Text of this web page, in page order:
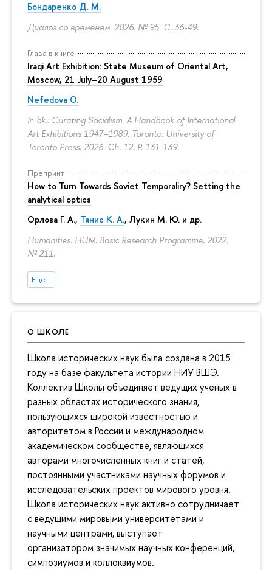
Бондаренко Д. М.
Диалог со временем. 2026. № 95. С. 36-49.
Глава в книге
Iraqi Art Exhibition: State Museum of Oriental Art,
Moscow, 21 July–20 August 1959
Nefedova O.
In bk.: Curating Socialism. A Handbook of International
Art Exhibitions 1947–1989. Toronto: University of
Toronto Press, 2026. Ch. 12. P. 131-139.
Препринт
How to Turn Towards Soviet Temporaliry? Setting the
analytical optics
Орлова Г. А., Танис К. А., Лукин М. Ю. и др.
Humanities. HUM. Basic Research Programme, 2022.
№ 211.
Еще...
О ШКОЛЕ
Школа исторических наук была создана в 2015
году на базе факультета истории НИУ ВШЭ.
Коллектив Школы объединяет ведущих ученых в
разных областях исторического знания,
пользующихся широкой известностью и
авторитетом в России и международном
академическом сообществе, являющихся
авторами многочисленных книг и статей,
постоянными участниками научных форумов и
исследовательских проектов мирового уровня.
Школа исторических наук активно сотрудничает
с ведущими мировыми университетами и
научными центрами, выступает
организатором значимых научных конференций,
симпозиумов и коллоквиумов.